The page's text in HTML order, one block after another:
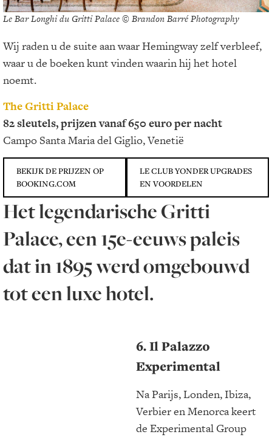
Le Bar Longhi du Gritti Palace © Brandon Barré Photography
Wij raden u de suite aan waar Hemingway zelf verbleef,
waar u de boeken kunt vinden waarin hij het hotel
noemt.
The Gritti Palace
82 sleutels, prijzen vanaf 650 euro per nacht
Campo Santa Maria del Giglio, Venetië
BEKIJK DE PRIJZEN OP
BOOKING.COM
LE CLUB YONDER UPGRADES
EN VOORDELEN
Het legendarische Gritti
Palace, een 15e-eeuws paleis
dat in 1895 werd omgebouwd
tot een luxe hotel.
6. Il Palazzo
Experimental
Na Parijs, Londen, Ibiza,
Verbier en Menorca keert
de Experimental Group